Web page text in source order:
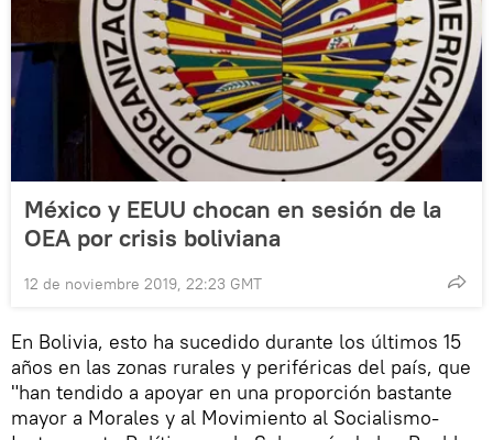
México y EEUU chocan en sesión de la
OEA por crisis boliviana
12 de noviembre 2019, 22:23 GMT
En Bolivia, esto ha sucedido durante los últimos 15
años en las zonas rurales y periféricas del país, que
"han tendido a apoyar en una proporción bastante
mayor a Morales y al Movimiento al Socialismo-